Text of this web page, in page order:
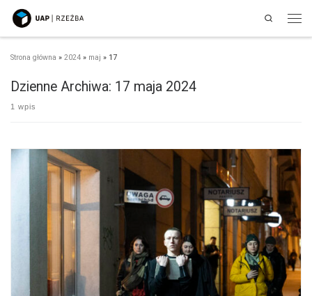
Przejdź do treści
Search
Strona główna » 2024 » maj » 17
Dzienne Archiwa: 17 maja 2024
1 wpis